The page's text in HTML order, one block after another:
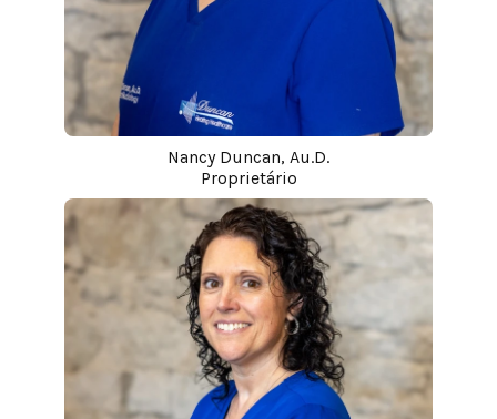
Nancy Duncan, Au.D.
Proprietário